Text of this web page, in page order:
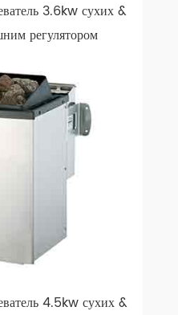
3.6kw сухих &
регулятором
4.5kw сухих &